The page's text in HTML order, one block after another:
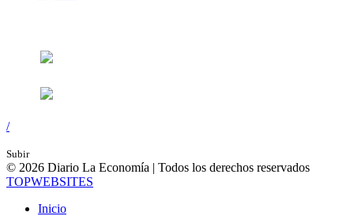
/
Subir
© 2026 Diario La Economía | Todos los derechos reservados
TOPWEBSITES
Inicio